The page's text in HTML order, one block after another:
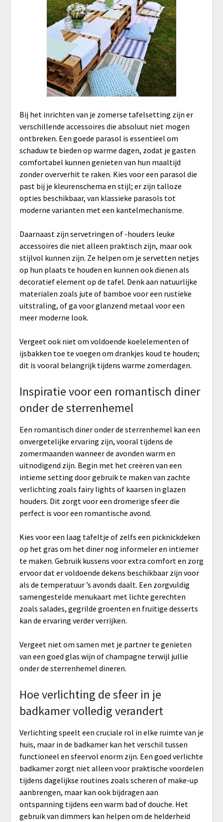
Bij het inrichten van je zomerse tafelsetting zijn er
verschillende accessoires die absoluut niet mogen
ontbreken. Een goede parasol is essentieel om
schaduw te bieden op warme dagen, zodat je gasten
comfortabel kunnen genieten van hun maaltijd
zonder oververhit te raken. Kies voor een parasol die
past bij je kleurenschema en stijl; er zijn talloze
opties beschikbaar, van klassieke parasols tot
moderne varianten met een kantelmechanisme.
Daarnaast zijn servetringen of -houders leuke
accessoires die niet alleen praktisch zijn, maar ook
stijlvol kunnen zijn. Ze helpen om je servetten netjes
op hun plaats te houden en kunnen ook dienen als
decoratief element op de tafel. Denk aan natuurlijke
materialen zoals jute of bamboe voor een rustieke
uitstraling, of ga voor glanzend metaal voor een
meer moderne look.
Vergeet ook niet om voldoende koelelementen of
ijsbakken toe te voegen om drankjes koud te houden;
dit is vooral belangrijk tijdens warme zomerdagen.
Inspiratie voor een romantisch diner
onder de sterrenhemel
Een romantisch diner onder de sterrenhemel kan een
onvergetelijke ervaring zijn, vooral tijdens de
zomermaanden wanneer de avonden warm en
uitnodigend zijn. Begin met het creëren van een
intieme setting door gebruik te maken van zachte
verlichting zoals fairy lights of kaarsen in glazen
houders. Dit zorgt voor een dromerige sfeer die
perfect is voor een romantische avond.
Kies voor een laag tafeltje of zelfs een picknickdeken
op het gras om het diner nog informeler en intiemer
te maken. Gebruik kussens voor extra comfort en zorg
ervoor dat er voldoende dekens beschikbaar zijn voor
als de temperatuur ’s avonds daalt. Een zorgvuldig
samengestelde menukaart met lichte gerechten
zoals salades, gegrilde groenten en fruitige desserts
kan de ervaring verder verrijken.
Vergeet niet om samen met je partner te genieten
van een goed glas wijn of champagne terwijl jullie
onder de sterrenhemel dineren.
Hoe verlichting de sfeer in je
badkamer volledig verandert
Verlichting speelt een cruciale rol in elke ruimte van je
huis, maar in de badkamer kan het verschil tussen
functioneel en sfeervol enorm zijn. Een goed verlichte
badkamer zorgt niet alleen voor praktische voordelen
tijdens dagelijkse routines zoals scheren of make-up
aanbrengen, maar kan ook bijdragen aan
ontspanning tijdens een warm bad of douche. Het
gebruik van dimmers kan helpen om de helderheid